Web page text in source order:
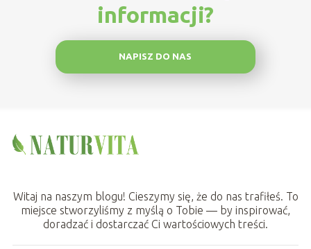
informacji?
NAPISZ DO NAS
Witaj na naszym blogu! Cieszymy się, że do nas trafiłeś. To
miejsce stworzyliśmy z myślą o Tobie — by inspirować,
doradzać i dostarczać Ci wartościowych treści.